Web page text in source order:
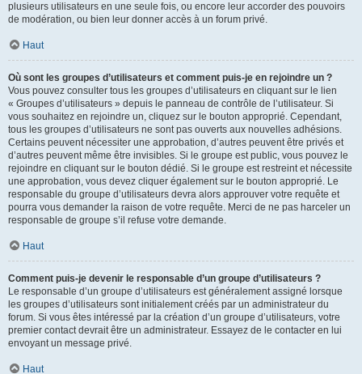
plusieurs utilisateurs en une seule fois, ou encore leur accorder des pouvoirs
de modération, ou bien leur donner accès à un forum privé.
Haut
Où sont les groupes d’utilisateurs et comment puis-je en rejoindre un ?
Vous pouvez consulter tous les groupes d’utilisateurs en cliquant sur le lien
« Groupes d’utilisateurs » depuis le panneau de contrôle de l’utilisateur. Si
vous souhaitez en rejoindre un, cliquez sur le bouton approprié. Cependant,
tous les groupes d’utilisateurs ne sont pas ouverts aux nouvelles adhésions.
Certains peuvent nécessiter une approbation, d’autres peuvent être privés et
d’autres peuvent même être invisibles. Si le groupe est public, vous pouvez le
rejoindre en cliquant sur le bouton dédié. Si le groupe est restreint et nécessite
une approbation, vous devez cliquer également sur le bouton approprié. Le
responsable du groupe d’utilisateurs devra alors approuver votre requête et
pourra vous demander la raison de votre requête. Merci de ne pas harceler un
responsable de groupe s’il refuse votre demande.
Haut
Comment puis-je devenir le responsable d’un groupe d’utilisateurs ?
Le responsable d’un groupe d’utilisateurs est généralement assigné lorsque
les groupes d’utilisateurs sont initialement créés par un administrateur du
forum. Si vous êtes intéressé par la création d’un groupe d’utilisateurs, votre
premier contact devrait être un administrateur. Essayez de le contacter en lui
envoyant un message privé.
Haut